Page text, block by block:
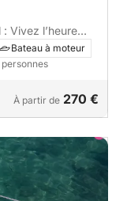
Vivez l’heure
Bateau à moteur
personnes
À partir de 270 €